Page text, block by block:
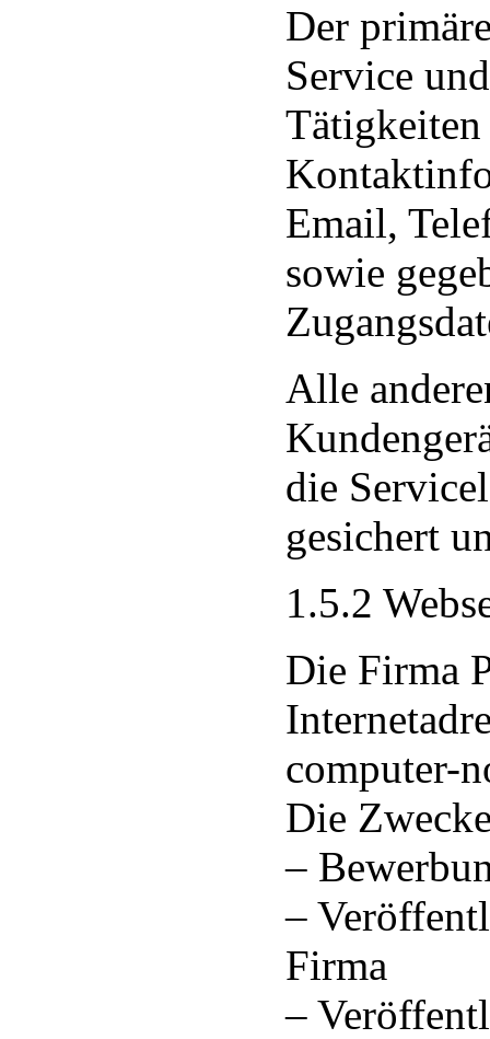
Der
Service
Email,
sowie
Alle
die
gesichert
1.5.2
Die Firma
computer-
Die
–
–
Firma
–